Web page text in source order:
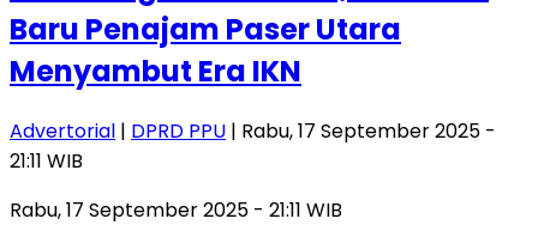
Baru Penajam Paser Utara
Menyambut Era IKN
Advertorial | DPRD PPU | Rabu, 17 September 2025 -
21:11 WIB
Rabu, 17 September 2025 - 21:11 WIB